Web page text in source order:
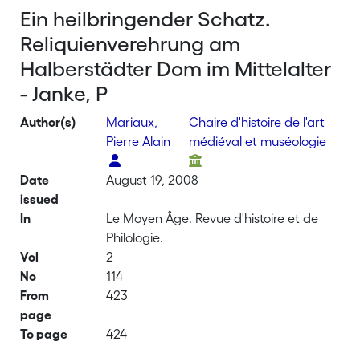
Ein heilbringender Schatz.
Reliquienverehrung am
Halberstädter Dom im Mittelalter
- Janke, P
Author(s)
Mariaux,
Pierre Alain
Chaire d'histoire de l'art
médiéval et muséologie
Date
issued
August 19, 2008
In
Le Moyen Âge. Revue d'histoire et de
Philologie.
Vol
2
No
114
From
page
423
To page
424